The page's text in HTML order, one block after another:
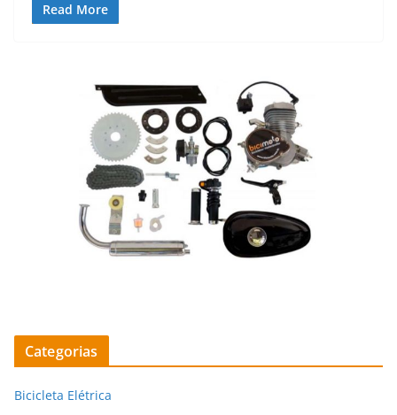
Read More
Categorias
Bicicleta Elétrica